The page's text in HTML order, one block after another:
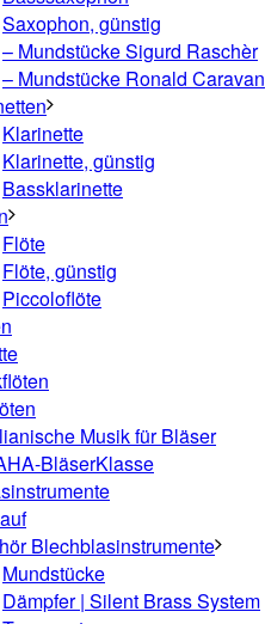
Saxophon, günstig
– Mundstücke Sigurd Raschèr
– Mundstücke Ronald Caravan
Klarinette
Klarinette, günstig
Bassklarinette
Flöte
Flöte, günstig
Piccoloflöte
Musik für Bläser
BläserKlasse
Blechblasinstrumente
Mundstücke
Dämpfer | Silent Brass System